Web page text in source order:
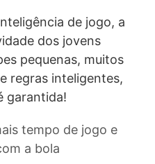
de jogo, a
dos jovens
pequenas, muitos
regras inteligentes,
garantida!
tempo de jogo e
a bola